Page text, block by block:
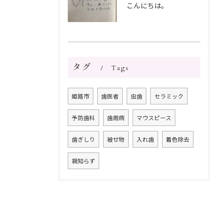
こんにちは。
タグ Tags
姫路市 歯医者 虫歯 セラミック
予防歯科 歯周病 マウスピース
歯ぎしり 被せ物 入れ歯 着色除去
親知らず